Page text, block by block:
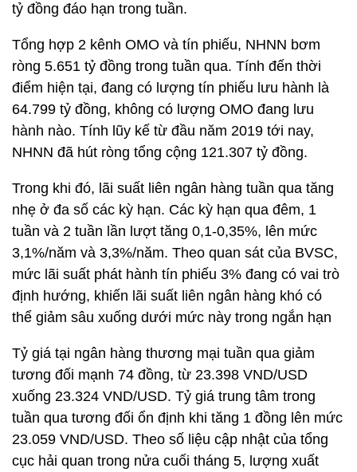
tỷ đồng đáo hạn trong tuần.
Tổng hợp 2 kênh OMO và tín phiếu, NHNN bơm
ròng 5.651 tỷ đồng trong tuần qua. Tính đến thời
điểm hiện tại, đang có lượng tín phiếu lưu hành là
64.799 tỷ đồng, không có lượng OMO đang lưu
hành nào. Tính lũy kế từ đầu năm 2019 tới nay,
NHNN đã hút ròng tổng cộng 121.307 tỷ đồng.
Trong khi đó, lãi suất liên ngân hàng tuần qua tăng
nhẹ ở đa số các kỳ hạn. Các kỳ hạn qua đêm, 1
tuần và 2 tuần lần lượt tăng 0,1-0,35%, lên mức
3,1%/năm và 3,3%/năm. Theo quan sát của BVSC,
mức lãi suất phát hành tín phiếu 3% đang có vai trò
định hướng, khiến lãi suất liên ngân hàng khó có
thể giảm sâu xuống dưới mức này trong ngắn hạn
Tỷ giá tại ngân hàng thương mại tuần qua giảm
tương đối mạnh 74 đồng, từ 23.398 VND/USD
xuống 23.324 VND/USD. Tỷ giá trung tâm trong
tuần qua tương đối ổn định khi tăng 1 đồng lên mức
23.059 VND/USD. Theo số liệu cập nhật của tổng
cục hải quan trong nửa cuối tháng 5, lượng xuất